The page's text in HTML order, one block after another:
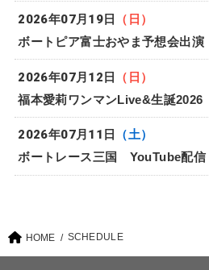
ボートピア富士おやま予想会出演
2026年07月19日 （日）
福本愛莉ワンマンLive&生誕2026
2026年07月12日 （日）
ボートレース三国 YouTube配信
2026年07月11日 （土）
HOME SCHEDULE